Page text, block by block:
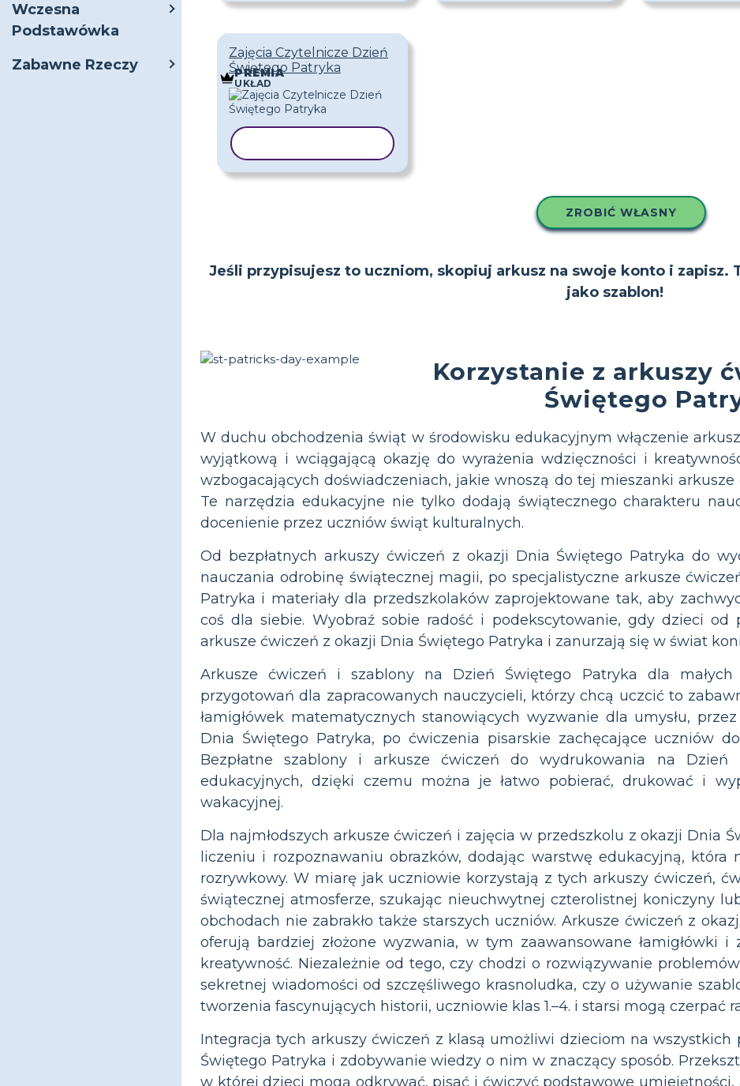
Wczesna
Podstawówka
Zabawne Rzeczy
Zajęcia Czytelnicze Dzień
Świętego Patryka
PREMIA
UKŁAD
ZROBIĆ WŁASNY
Jeśli przypisujesz to uczniom, skopiuj arkusz na swoje konto i zapisz.
jako szablon!
Korzystanie z arkuszy
Świętego
W duchu obchodzenia świąt w środowisku edukacyjnym włączenie
wyjątkową i wciągającą okazję do wyrażenia wdzięczności i
wzbogacających doświadczeniach, jakie wnoszą do tej mieszanki
Te narzędzia edukacyjne nie tylko dodają świątecznego charakteru
docenienie przez uczniów świąt kulturalnych.
Od bezpłatnych arkuszy ćwiczeń z okazji Dnia Świętego Patryka do
nauczania odrobinę świątecznej magii, po specjalistyczne arkusze
Patryka i materiały dla przedszkolaków zaprojektowane tak, aby
coś dla siebie. Wyobraź sobie radość i podekscytowanie, gdy dzieci
arkusze ćwiczeń z okazji Dnia Świętego Patryka i zanurzają się w świat
Arkusze ćwiczeń i szablony na Dzień Świętego Patryka dla
przygotowań dla zapracowanych nauczycieli, którzy chcą uczcić to
łamigłówek matematycznych stanowiących wyzwanie dla umysłu,
Dnia Świętego Patryka, po ćwiczenia pisarskie zachęcające uczniów
Bezpłatne szablony i arkusze ćwiczeń do wydrukowania na Dzień
edukacyjnych, dzięki czemu można je łatwo pobierać, drukować i
wakacyjnej.
Dla najmłodszych arkusze ćwiczeń i zajęcia w przedszkolu z okazji Dnia
liczeniu i rozpoznawaniu obrazków, dodając warstwę edukacyjną,
rozrywkowy. W miarę jak uczniowie korzystają z tych arkuszy ćwiczeń,
świątecznej atmosferze, szukając nieuchwytnej czterolistnej koniczyny
obchodach nie zabrakło także starszych uczniów. Arkusze ćwiczeń z
oferują bardziej złożone wyzwania, w tym zaawansowane łamigłówki
kreatywność. Niezależnie od tego, czy chodzi o rozwiązywanie
sekretnej wiadomości od szczęśliwego krasnoludka, czy o używanie
tworzenia fascynujących historii, uczniowie klas 1.–4. i starsi mogą czerpać
Integracja tych arkuszy ćwiczeń z klasą umożliwi dzieciom na
Świętego Patryka i zdobywanie wiedzy o nim w znaczący sposób.
w której dzieci mogą odkrywać, pisać i ćwiczyć podstawowe